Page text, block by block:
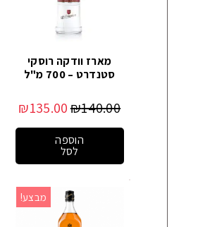
מארז וודקה רוסקי
סטנדרט – 700 מ"ל
₪140.00
₪135.00
הוספה
לסל
מבצע!